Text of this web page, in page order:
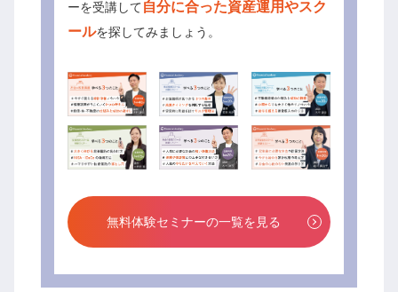
ーを受講して自分に合った資産運用やスク
ールを探してみましょう。
無料体験セミナーの一覧を見る